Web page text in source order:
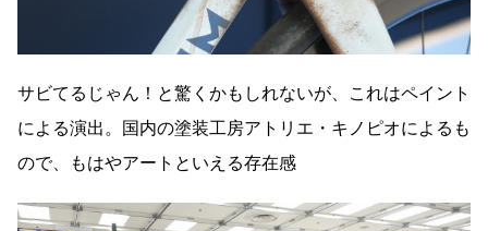
サビてるじゃん！と驚くかもしれないが、これはペイント
による演出。国内の塗装工房アトリエ・キノピオによるも
ので、もはやアートといえる存在感